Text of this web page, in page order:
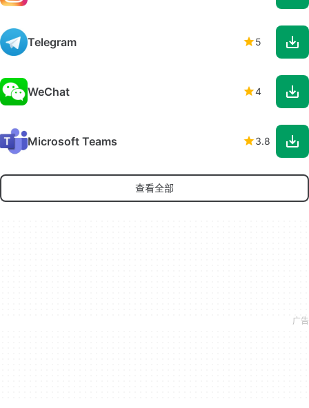
Telegram 5
WeChat 4
Microsoft Teams 3.8
查看全部